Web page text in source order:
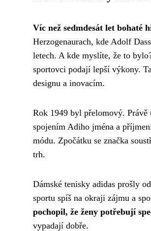
Víc než sedmdesát let bohaté
Herzogenaurach, kde Adolf
letech. A kde myslíte, že to
sportovci podají lepší výkony.
designu a inovacím.
Rok 1949 byl přelomový. Právě
spojením Adiho jména a
módu. Zpočátku se značka
trh.
Dámské tenisky adidas prošly
sportu spíš na okraji zájmu a
pochopil, že ženy potřebují
vypadají dobře.